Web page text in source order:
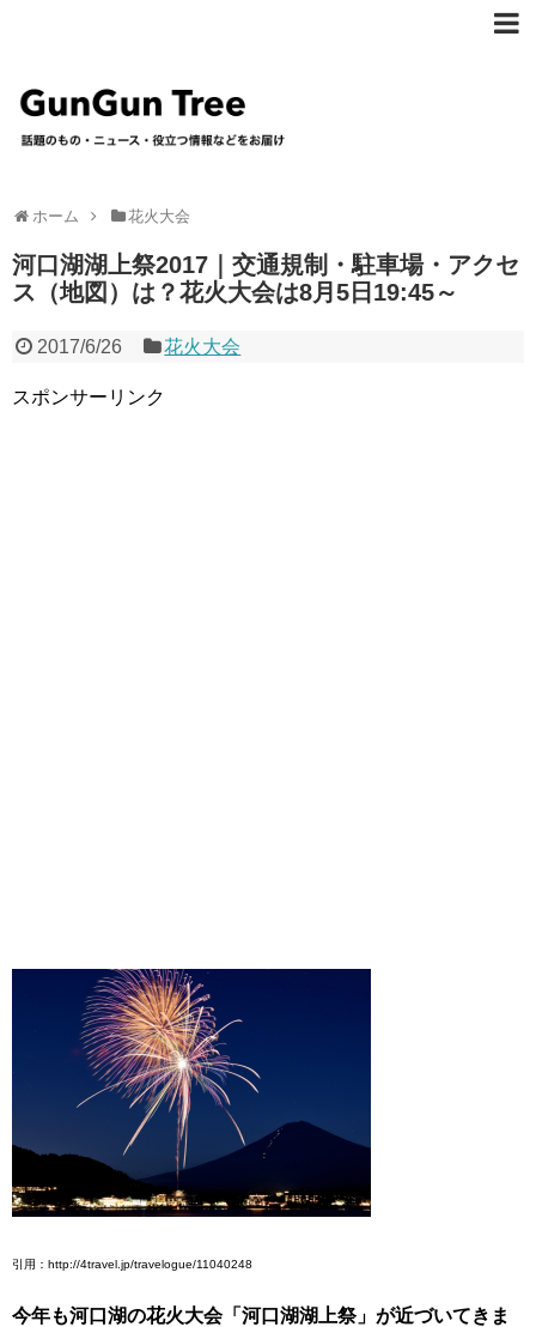
ホーム 花火大会
河口湖湖上祭2017｜交通規制・駐車場・アクセ
ス（地図）は？花火大会は8月5日19:45～
2017/6/26 花火大会
スポンサーリンク
引用：http://4travel.jp/travelogue/11040248
今年も河口湖の花火大会「河口湖湖上祭」が近づいてきま